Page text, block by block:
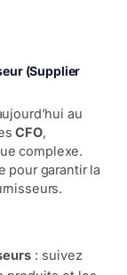
(Supplier
au
CFO,
complexe.
pour garantir la
: suivez